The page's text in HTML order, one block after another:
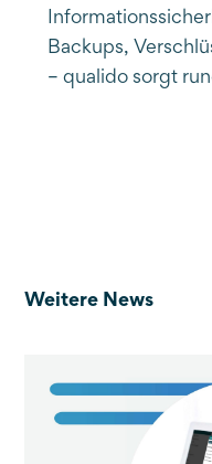
Backups,
– qualido sorgt
Weitere News